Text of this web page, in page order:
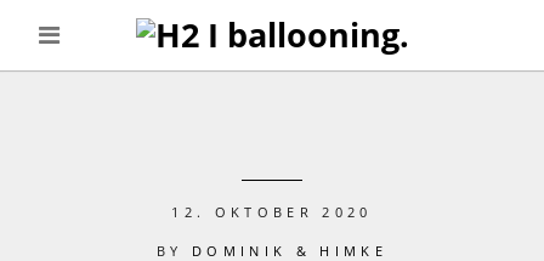
12. OKTOBER 2020
BY DOMINIK & HIMKE